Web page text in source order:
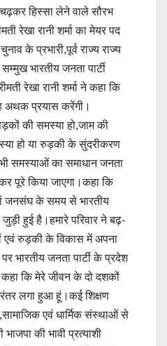
चढ़कर हिस्सा लेने वाले सौरभ
रेखा रानी शर्मा का मेयर पद
के प्रभारी,पूर्व राज्य राज्य
भारतीय जनता पार्टी
रेखा रानी शर्मा ने कहा कि
अथक प्रयास करेंगी।
की समस्या हो,जाम की
हो या रुड़की के सुंदरीकरण
समस्याओं का समाधान जनता
पूरे किया जाएगा।कहा कि
जनसंघ के समय से भारतीय
जुड़ी हुई है।हमारे परिवार ने बढ़-
एवं रुड़की के विकास में अपना
भारतीय जनता पार्टी के प्रदेश
कि मेरे जीवन के दो दशकों
लगा हुआ हूं।कई शिक्षण
एवं धार्मिक संस्थाओं से
की भावी प्रत्याशी